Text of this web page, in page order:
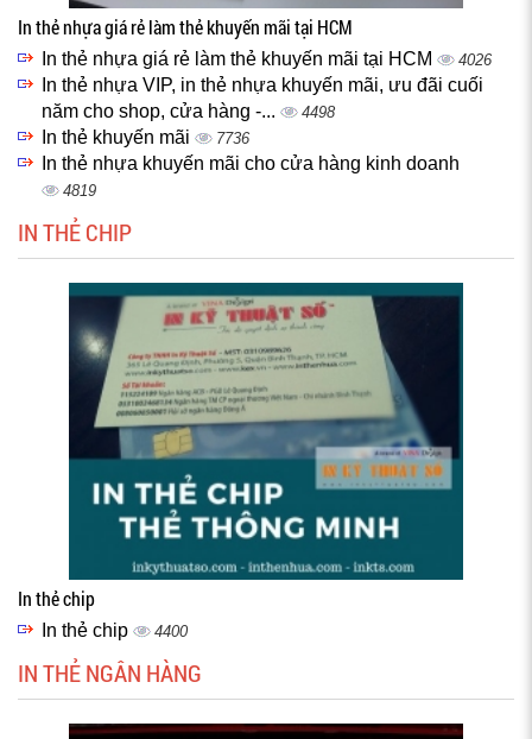
In thẻ nhựa giá rẻ làm thẻ khuyến mãi tại HCM
In thẻ nhựa giá rẻ làm thẻ khuyến mãi tại HCM 4026
In thẻ nhựa VIP, in thẻ nhựa khuyến mãi, ưu đãi cuối
năm cho shop, cửa hàng -...
4498
In thẻ khuyến mãi 7736
In thẻ nhựa khuyến mãi cho cửa hàng kinh doanh
4819
IN THẺ CHIP
In thẻ chip
In thẻ chip 4400
IN THẺ NGÂN HÀNG